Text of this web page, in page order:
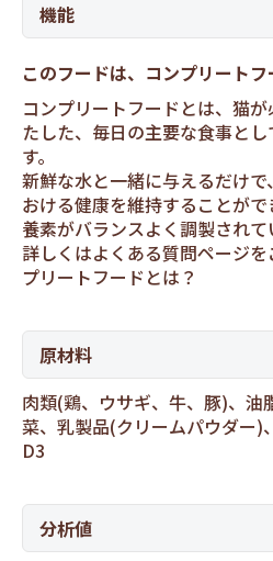
機能
このフードは、コンプリートフ
コンプリートフードとは、猫
たした、毎日の主要な食事と
す。
新鮮な水と一緒に与えるだけ
おける健康を維持することが
養素がバランスよく調製されて
詳しくはよくある質問ページ
プリートフードとは？
原材料
肉類(鶏、ウサギ、牛、豚)、油
菜、乳製品(クリームパウダー)
D3
分析値